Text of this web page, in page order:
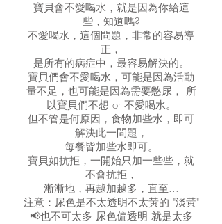
寶貝會不愛喝水，就是因為你給這
些，知道嗎?
不愛喝水，這個問題，非常的容易導
正，
是所有的病症中，最容易解決的。
寶貝們會不愛喝水，可能是因為活動
量不足，也可能是因為需要憋尿， 所
以寶貝們不想 or 不愛喝水。
但不管是何原因，食物加些水，即可
解決此一問題，
每餐皆加些水即可。
寶貝如抗拒，一開始只加一些些，就
不會抗拒，
漸漸地，再越加越多，直至...
注意：尿色是不太透明不太黃的 "淡黃"
📢也不可太多 尿色偏透明 就是太多